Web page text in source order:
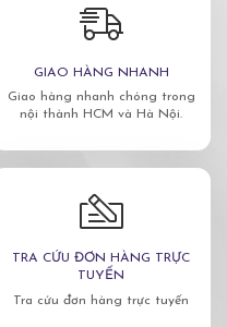
GIAO HÀNG NHANH
Giao hàng nhanh chóng trong
nội thành HCM và Hà Nội.
TRA CỨU ĐƠN HÀNG TRỰC
TUYẾN
Tra cứu đơn hàng trực tuyến